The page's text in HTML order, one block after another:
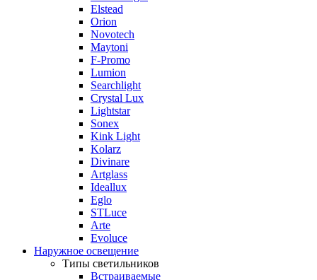
Elstead
Orion
Novotech
Maytoni
F-Promo
Lumion
Searchlight
Crystal Lux
Lightstar
Sonex
Kink Light
Kolarz
Divinare
Artglass
Ideallux
Eglo
STLuce
Arte
Evoluce
Наружное освещение
Типы светильников
Встраиваемые